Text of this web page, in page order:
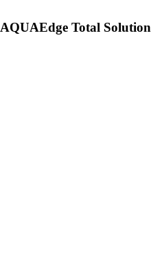
AQUAEdge Total Solution